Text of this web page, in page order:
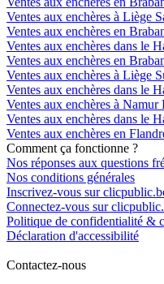
Ventes aux enchères à Liège
Ventes aux enchères en
Ventes aux enchères dans le
Ventes aux enchères en
Ventes aux enchères à Liège
Ventes aux enchères dans le
Ventes aux enchères à Namur
Ventes aux enchères dans le
Ventes aux enchères en
Comment ça fonctionne ?
Nos réponses aux questions
Nos conditions générales
Inscrivez-vous sur
Connectez-vous sur
Politique de confidentialité &
Déclaration d'accessibilité
Contactez-nous